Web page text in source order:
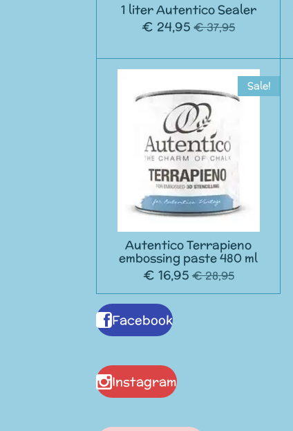
1 liter Autentico Sealer
€ 24,95 € 37,95
Sale!
Autentico Terrapieno
embossing paste 480 ml
€ 16,95 € 28,95
Facebook
Instagram